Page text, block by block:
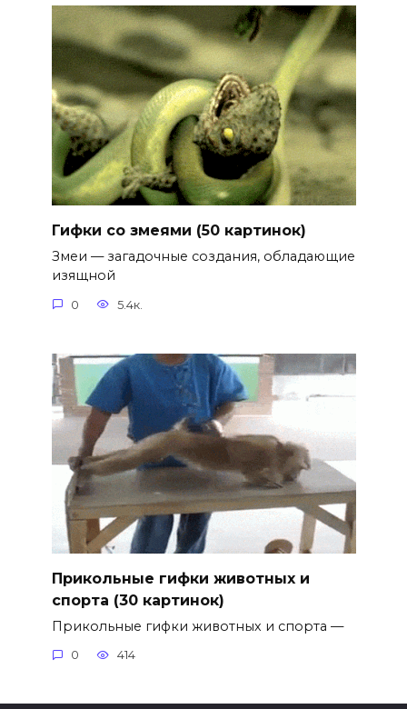
Гифки со змеями (50 картинок)
Змеи — загадочные создания, обладающие
изящной
0 5.4к.
Прикольные гифки животных и
спорта (30 картинок)
Прикольные гифки животных и спорта —
0 414